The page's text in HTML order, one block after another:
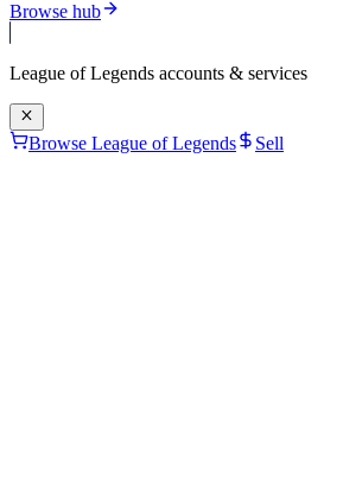
Browse hub
League of Legends accounts & services
Browse League of Legends Sell